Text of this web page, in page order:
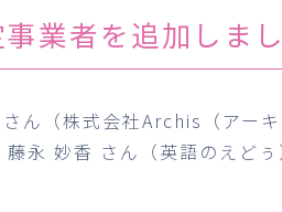
業者を追加しまし
ん（株式会社Archis（アー
藤永 妙香 さん（英語のえど